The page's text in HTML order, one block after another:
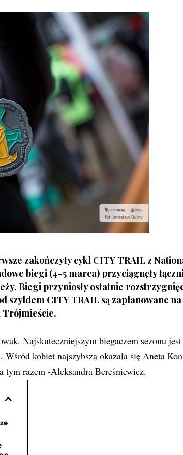
zakończyły cykl CITY TRAIL z
biegi (4-5 marca) przyciągnęły
Biegi przyniosły ostatnie
CITY TRAIL są zaplanowane na
Trójmieście.
Najskuteczniejszym biegaczem sezonu
kobiet najszybszą okazała się Aneta
razem -Aleksandra Bereśniewicz.